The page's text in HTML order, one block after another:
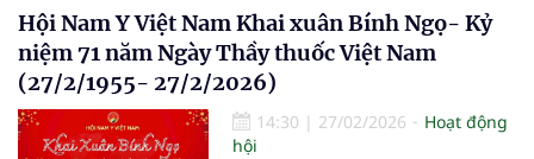
Hội Nam Y Việt Nam Khai xuân Bính Ngọ- Kỷ
niệm 71 năm Ngày Thầy thuốc Việt Nam
(27/2/1955- 27/2/2026)
14:30 | 27/02/2026
Hoạt động
hội